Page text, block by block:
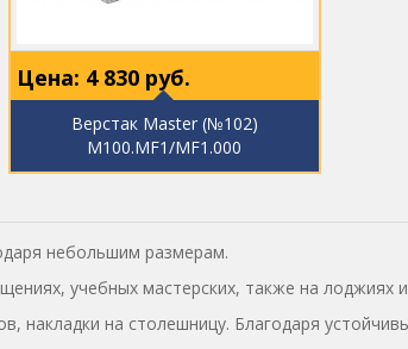
Цена: 4 830 руб.
Верстак Master (№102)
M100.MF1/MF1.000
небольшим размерам.
учебных мастерских, также на лоджиях
накладки на столешницу. Благодаря